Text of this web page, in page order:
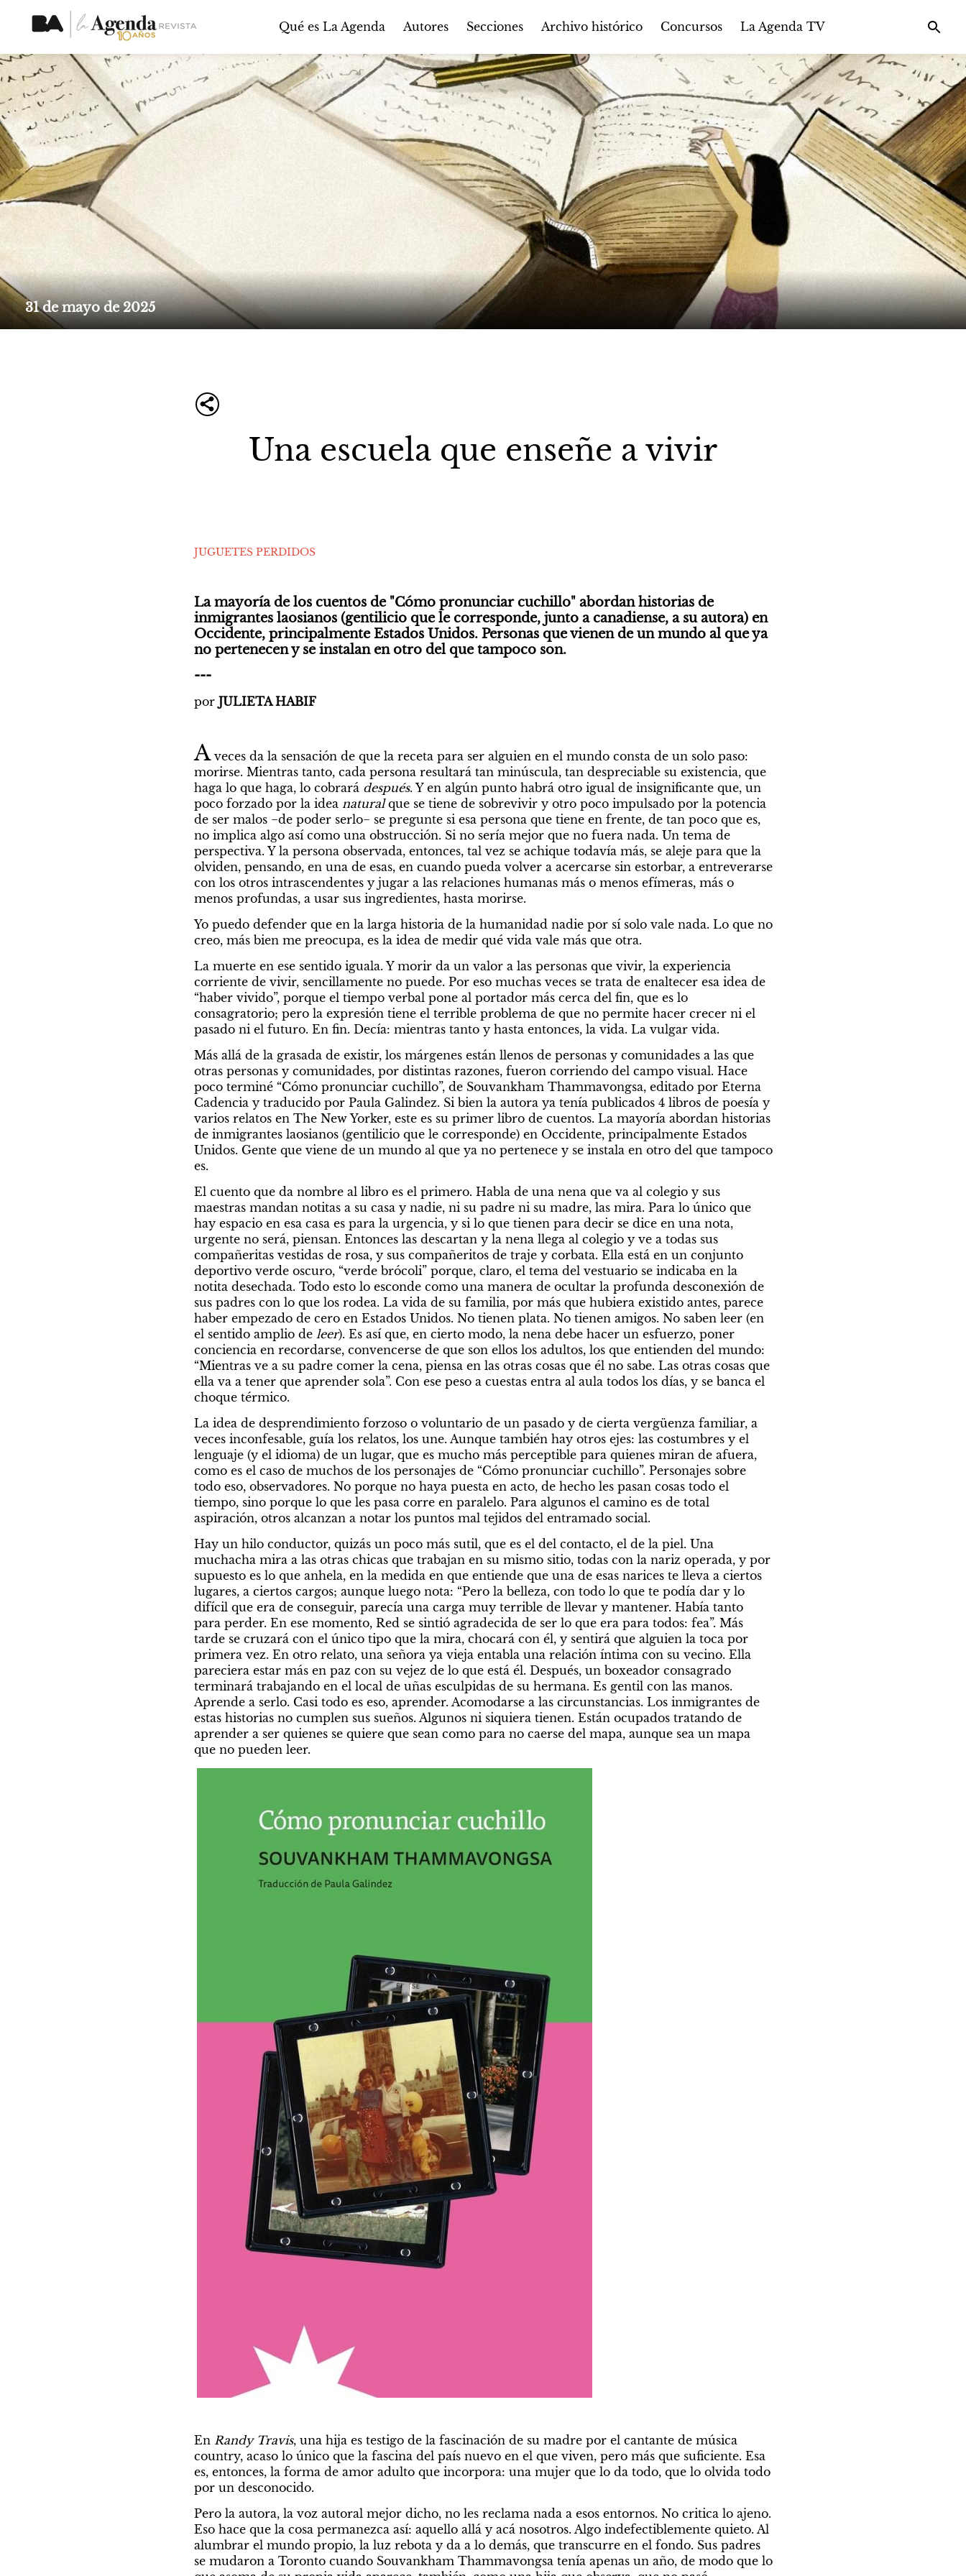
Qué es La Agenda Autores Secciones Archivo histórico Concursos La Agenda TV
31 de mayo de 2025
Una escuela que enseñe a vivir
JUGUETES PERDIDOS
La mayoría de los cuentos de "Cómo pronunciar cuchillo" abordan historias de
inmigrantes laosianos (gentilicio que le corresponde, junto a canadiense, a su autora) en
Occidente, principalmente Estados Unidos. Personas que vienen de un mundo al que ya
no pertenecen y se instalan en otro del que tampoco son.
---
por JULIETA HABIF
A veces da la sensación de que la receta para ser alguien en el mundo consta de un solo paso:
morirse. Mientras tanto, cada persona resultará tan minúscula, tan despreciable su existencia, que
haga lo que haga, lo cobrará después. Y en algún punto habrá otro igual de insignificante que, un
poco forzado por la idea natural que se tiene de sobrevivir y otro poco impulsado por la potencia
de ser malos −de poder serlo− se pregunte si esa persona que tiene en frente, de tan poco que es,
no implica algo así como una obstrucción. Si no sería mejor que no fuera nada. Un tema de
perspectiva. Y la persona observada, entonces, tal vez se achique todavía más, se aleje para que la
olviden, pensando, en una de esas, en cuando pueda volver a acercarse sin estorbar, a entreverarse
con los otros intrascendentes y jugar a las relaciones humanas más o menos efímeras, más o
menos profundas, a usar sus ingredientes, hasta morirse.
Yo puedo defender que en la larga historia de la humanidad nadie por sí solo vale nada. Lo que no
creo, más bien me preocupa, es la idea de medir qué vida vale más que otra.
La muerte en ese sentido iguala. Y morir da un valor a las personas que vivir, la experiencia
corriente de vivir, sencillamente no puede. Por eso muchas veces se trata de enaltecer esa idea de
“haber vivido”, porque el tiempo verbal pone al portador más cerca del fin, que es lo
consagratorio; pero la expresión tiene el terrible problema de que no permite hacer crecer ni el
pasado ni el futuro. En fin. Decía: mientras tanto y hasta entonces, la vida. La vulgar vida.
Más allá de la grasada de existir, los márgenes están llenos de personas y comunidades a las que
otras personas y comunidades, por distintas razones, fueron corriendo del campo visual. Hace
poco terminé “Cómo pronunciar cuchillo”, de Souvankham Thammavongsa, editado por Eterna
Cadencia y traducido por Paula Galindez. Si bien la autora ya tenía publicados 4 libros de poesía y
varios relatos en The New Yorker, este es su primer libro de cuentos. La mayoría abordan historias
de inmigrantes laosianos (gentilicio que le corresponde) en Occidente, principalmente Estados
Unidos. Gente que viene de un mundo al que ya no pertenece y se instala en otro del que tampoco
es.
El cuento que da nombre al libro es el primero. Habla de una nena que va al colegio y sus
maestras mandan notitas a su casa y nadie, ni su padre ni su madre, las mira. Para lo único que
hay espacio en esa casa es para la urgencia, y si lo que tienen para decir se dice en una nota,
urgente no será, piensan. Entonces las descartan y la nena llega al colegio y ve a todas sus
compañeritas vestidas de rosa, y sus compañeritos de traje y corbata. Ella está en un conjunto
deportivo verde oscuro, “verde brócoli” porque, claro, el tema del vestuario se indicaba en la
notita desechada. Todo esto lo esconde como una manera de ocultar la profunda desconexión de
sus padres con lo que los rodea. La vida de su familia, por más que hubiera existido antes, parece
haber empezado de cero en Estados Unidos. No tienen plata. No tienen amigos. No saben leer (en
el sentido amplio de leer). Es así que, en cierto modo, la nena debe hacer un esfuerzo, poner
conciencia en recordarse, convencerse de que son ellos los adultos, los que entienden del mundo:
“Mientras ve a su padre comer la cena, piensa en las otras cosas que él no sabe. Las otras cosas que
ella va a tener que aprender sola”. Con ese peso a cuestas entra al aula todos los días, y se banca el
choque térmico.
La idea de desprendimiento forzoso o voluntario de un pasado y de cierta vergüenza familiar, a
veces inconfesable, guía los relatos, los une. Aunque también hay otros ejes: las costumbres y el
lenguaje (y el idioma) de un lugar, que es mucho más perceptible para quienes miran de afuera,
como es el caso de muchos de los personajes de “Cómo pronunciar cuchillo”. Personajes sobre
todo eso, observadores. No porque no haya puesta en acto, de hecho les pasan cosas todo el
tiempo, sino porque lo que les pasa corre en paralelo. Para algunos el camino es de total
aspiración, otros alcanzan a notar los puntos mal tejidos del entramado social.
Hay un hilo conductor, quizás un poco más sutil, que es el del contacto, el de la piel. Una
muchacha mira a las otras chicas que trabajan en su mismo sitio, todas con la nariz operada, y por
supuesto es lo que anhela, en la medida en que entiende que una de esas narices te lleva a ciertos
lugares, a ciertos cargos; aunque luego nota: “Pero la belleza, con todo lo que te podía dar y lo
difícil que era de conseguir, parecía una carga muy terrible de llevar y mantener. Había tanto
para perder. En ese momento, Red se sintió agradecida de ser lo que era para todos: fea”. Más
tarde se cruzará con el único tipo que la mira, chocará con él, y sentirá que alguien la toca por
primera vez. En otro relato, una señora ya vieja entabla una relación íntima con su vecino. Ella
pareciera estar más en paz con su vejez de lo que está él. Después, un boxeador consagrado
terminará trabajando en el local de uñas esculpidas de su hermana. Es gentil con las manos.
Aprende a serlo. Casi todo es eso, aprender. Acomodarse a las circunstancias. Los inmigrantes de
estas historias no cumplen sus sueños. Algunos ni siquiera tienen. Están ocupados tratando de
aprender a ser quienes se quiere que sean como para no caerse del mapa, aunque sea un mapa
que no pueden leer.
En Randy Travis, una hija es testigo de la fascinación de su madre por el cantante de música
country, acaso lo único que la fascina del país nuevo en el que viven, pero más que suficiente. Esa
es, entonces, la forma de amor adulto que incorpora: una mujer que lo da todo, que lo olvida todo
por un desconocido.
Pero la autora, la voz autoral mejor dicho, no les reclama nada a esos entornos. No critica lo ajeno.
Eso hace que la cosa permanezca así: aquello allá y acá nosotros. Algo indefectiblemente quieto. Al
alumbrar el mundo propio, la luz rebota y da a lo demás, que transcurre en el fondo. Sus padres
se mudaron a Toronto cuando Souvankham Thammavongsa tenía apenas un año, de modo que lo